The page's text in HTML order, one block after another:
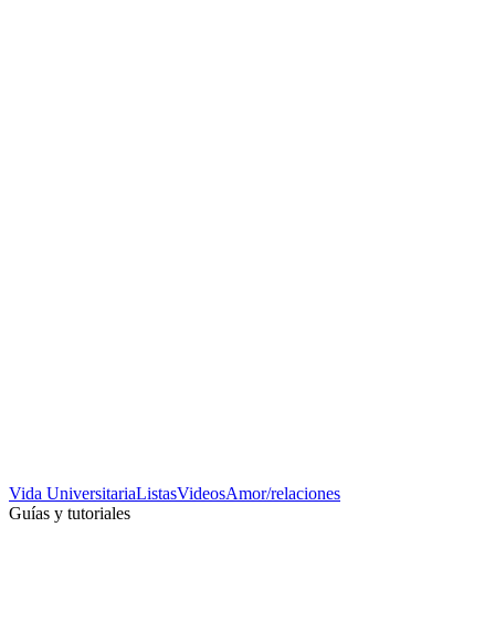
Vida UniversitariaListasVideosAmor/relaciones
Guías y tutoriales